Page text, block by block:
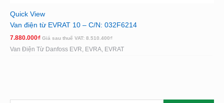
Quick View
Van điện từ EVRAT 10 – C/N: 032F6214
7.880.000₫ Giá sau thuế VAT: 8.510.400₫
Van Điện Từ Danfoss EVR, EVRA, EVRAT